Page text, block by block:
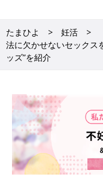
たまひよ 妊活
法に欠かせないセックス
ッズ”を紹介